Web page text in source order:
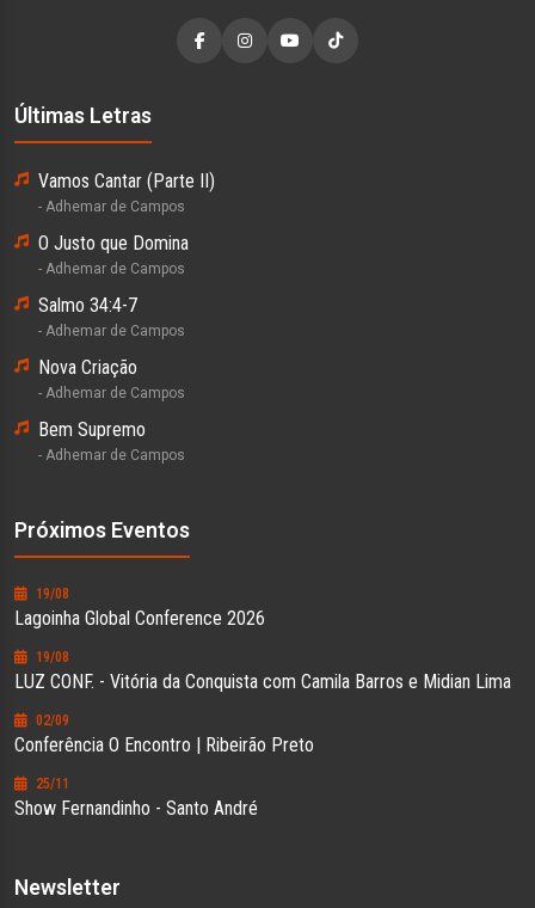
Últimas Letras
Vamos Cantar (Parte II)
- Adhemar de Campos
O Justo que Domina
- Adhemar de Campos
Salmo 34:4-7
- Adhemar de Campos
Nova Criação
- Adhemar de Campos
Bem Supremo
- Adhemar de Campos
Próximos Eventos
19/08
Lagoinha Global Conference 2026
19/08
LUZ CONF. - Vitória da Conquista com Camila Barros e Midian Lima
02/09
Conferência O Encontro | Ribeirão Preto
25/11
Show Fernandinho - Santo André
Newsletter